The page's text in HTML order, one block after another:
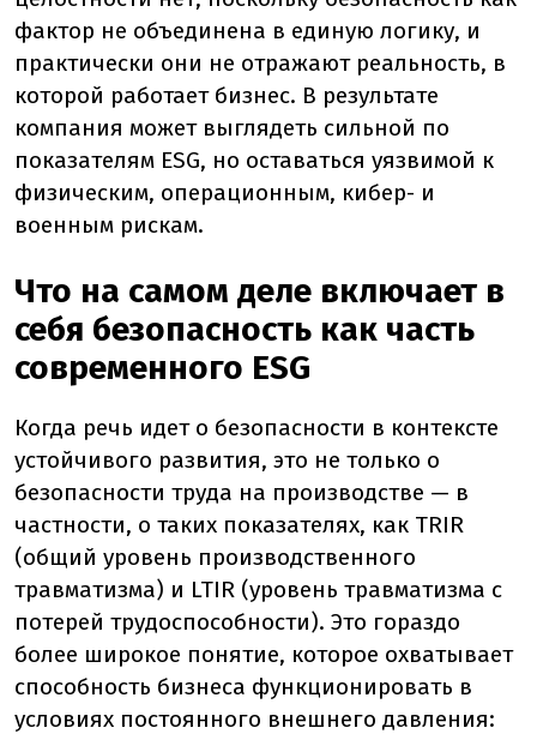
фактор не объединена в единую логику, и
практически они не отражают реальность, в
которой работает бизнес. В результате
компания может выглядеть сильной по
показателям ESG, но оставаться уязвимой к
физическим, операционным, кибер- и
военным рискам.
Что на самом деле включает в
себя безопасность как часть
современного ESG
Когда речь идет о безопасности в контексте
устойчивого развития, это не только о
безопасности труда на производстве — в
частности, о таких показателях, как TRIR
(общий уровень производственного
травматизма) и LTIR (уровень травматизма с
потерей трудоспособности). Это гораздо
более широкое понятие, которое охватывает
способность бизнеса функционировать в
условиях постоянного внешнего давления: